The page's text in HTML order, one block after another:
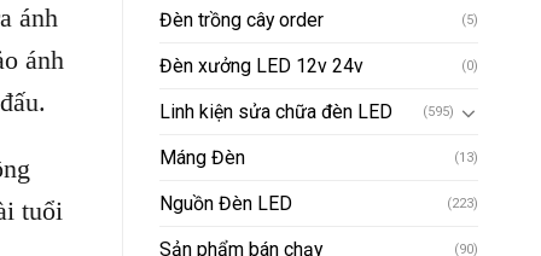
ánh
ánh
tuổi
Đèn trồng cây order (5)
Đèn xưởng LED 12v 24v (0)
Linh kiện sửa chữa đèn LED (595)
Máng Đèn (13)
Nguồn Đèn LED (223)
Sản phẩm bán chạy (90)